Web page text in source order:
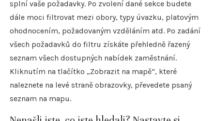
splní vaše požadavky. Po zvolení dané sekce budete
dále moci filtrovat mezi obory, typy úvazku, platovým
ohodnocením, požadovaným vzděláním atd. Po zadání
všech požadavků do filtru získáte přehledně řazený
seznam všech dostupných nabídek zaměstnání.
Kliknutím na tlačítko „Zobrazit na mapě“, které
naleznete na levé straně obrazovky, převedete psaný
seznam na mapu.